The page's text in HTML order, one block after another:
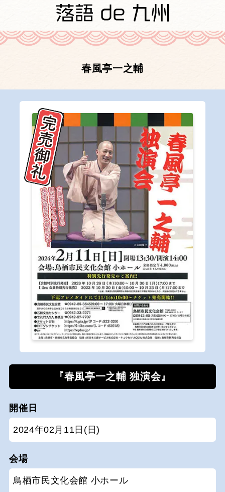
春風亭一之輔
『春風亭一之輔 独演会』
開催日
2024年02月11日(日)
会場
鳥栖市民文化会館 小ホール